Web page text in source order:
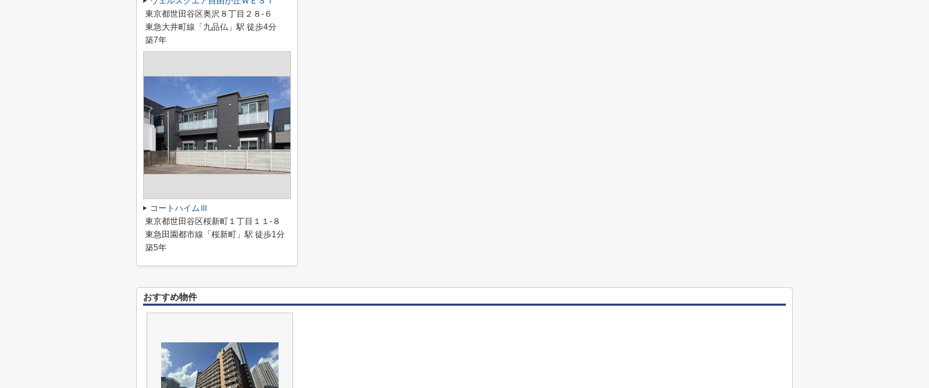
東京都世田谷区奥沢８丁目２８-６
東急大井町線「九品仏」駅 徒歩4分
築7年
コートハイムⅢ
東京都世田谷区桜新町１丁目１１-８
東急田園都市線「桜新町」駅 徒歩1分
築5年
おすすめ物件